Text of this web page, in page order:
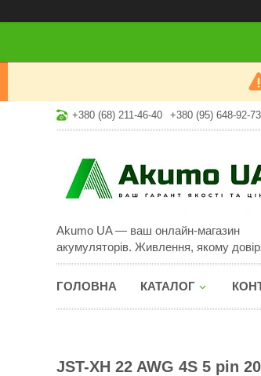
+380 (68) 211-46-40 +380 (95) 648-92-73
Akumo UA — ваш онлайн-магазин
акумуляторів. Живлення, якому
ГОЛОВНА КАТАЛОГ
JST-XH 22 AWG 4S 5 pin